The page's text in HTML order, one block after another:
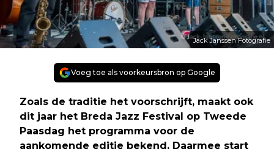
Jack Janssen Fotografie
Voeg toe als voorkeursbron op Google
Zoals de traditie het voorschrijft, maakt ook
dit jaar het Breda Jazz Festival op Tweede
Paasdag het programma voor de
aankomende editie bekend. Daarmee start